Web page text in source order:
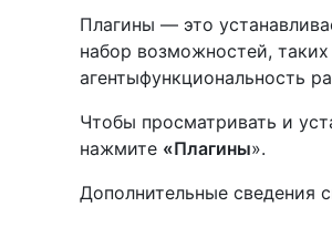
Плагины — это
набор возможностей,
агентыфункциональность
Чтобы просматривать и
нажмите «Плагины».
Дополнительные сведения